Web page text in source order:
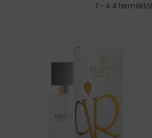
1 - 4 4 terméktől